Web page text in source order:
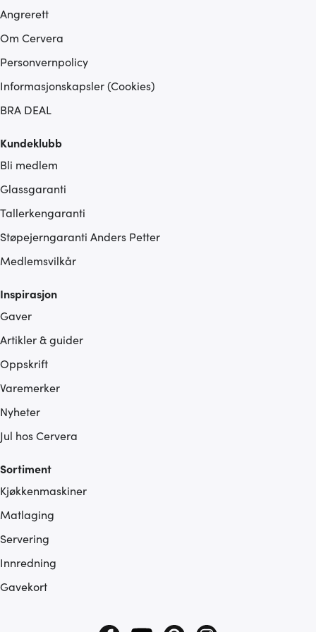
Angrerett
Om Cervera
Personvernpolicy
Informasjonskapsler (Cookies)
BRA DEAL
Kundeklubb
Bli medlem
Glassgaranti
Tallerkengaranti
Støpejerngaranti Anders Petter
Medlemsvilkår
Inspirasjon
Gaver
Artikler & guider
Oppskrift
Varemerker
Nyheter
Jul hos Cervera
Sortiment
Kjøkkenmaskiner
Matlaging
Servering
Innredning
Gavekort